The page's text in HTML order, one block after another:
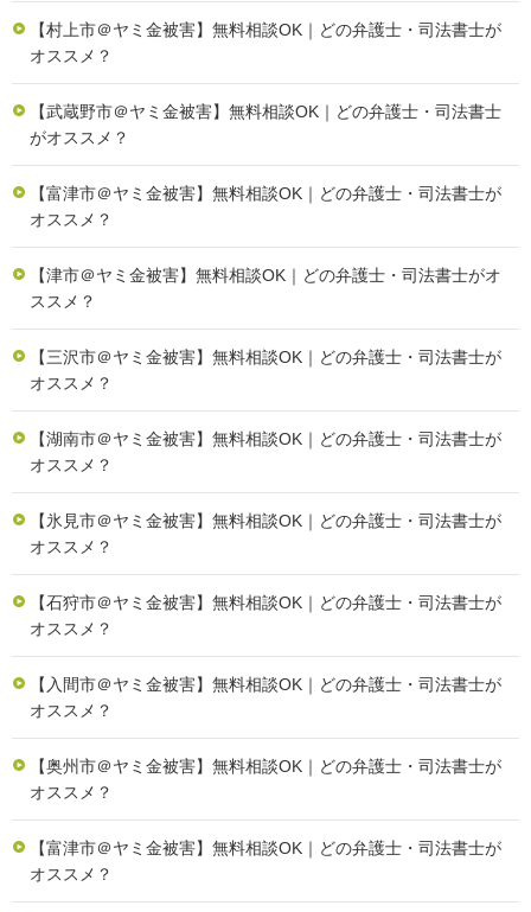
【村上市＠ヤミ金被害】無料相談OK｜どの弁護士・司法書士が
オススメ？
【武蔵野市＠ヤミ金被害】無料相談OK｜どの弁護士・司法書士
がオススメ？
【富津市＠ヤミ金被害】無料相談OK｜どの弁護士・司法書士が
オススメ？
【津市＠ヤミ金被害】無料相談OK｜どの弁護士・司法書士がオ
ススメ？
【三沢市＠ヤミ金被害】無料相談OK｜どの弁護士・司法書士が
オススメ？
【湖南市＠ヤミ金被害】無料相談OK｜どの弁護士・司法書士が
オススメ？
【氷見市＠ヤミ金被害】無料相談OK｜どの弁護士・司法書士が
オススメ？
【石狩市＠ヤミ金被害】無料相談OK｜どの弁護士・司法書士が
オススメ？
【入間市＠ヤミ金被害】無料相談OK｜どの弁護士・司法書士が
オススメ？
【奥州市＠ヤミ金被害】無料相談OK｜どの弁護士・司法書士が
オススメ？
【富津市＠ヤミ金被害】無料相談OK｜どの弁護士・司法書士が
オススメ？